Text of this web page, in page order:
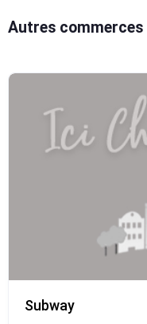
Autres commerces
Subway